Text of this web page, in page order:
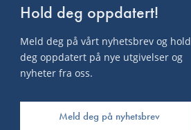
Hold deg oppdatert!
Meld deg på vårt nyhetsbrev og hold
deg oppdatert på nye utgivelser og
nyheter fra oss.
Meld deg på nyhetsbrev